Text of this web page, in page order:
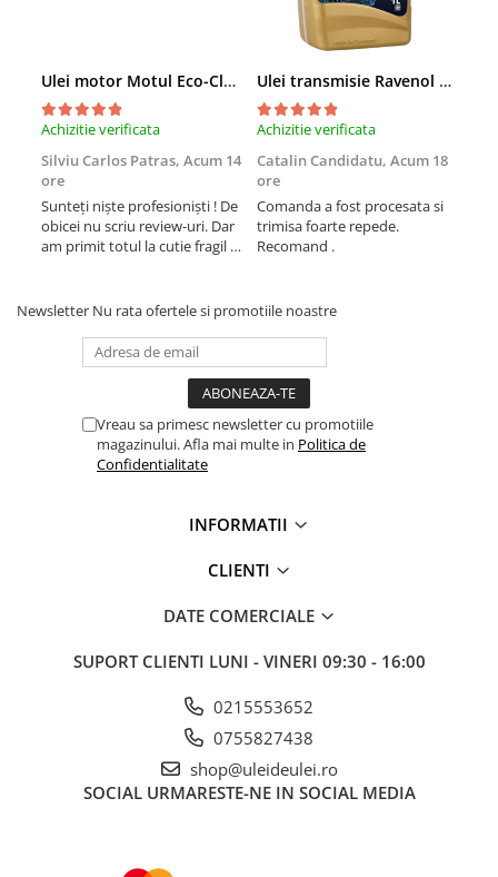
■ Covorase/presuri auto
■ Becuri auto
■ Accesorii auto interior
■ Accesorii auto exterior
■ Intretinere auto
■ Electrice auto
■ Truse si scule de mana
■ Stergatoare auto
■ Suporturi portbagaj
■ Echipamente de ridicare
■ Scule si echipamente
■ Consumabile vopsitorie
■ Lampi camioane
■ Accesorii vehicule electrice
Ulei motor Motul Eco-Clean 0W20 - 5 Litri
Achizitie verificata
Silviu Carlos Patras, Acum 14
ore
Sunteți niște profesioniști ! De
obicei nu scriu review-uri. Dar
am primit totul la cutie fragil .
revin
Ulei transmisie Ravenol EV-Synto Super Fluid 75W E-TF - 1 Litru
Achizitie verificata
Catalin Candidatu, Acum 18
ore
Comanda a fost procesata si
trimisa foarte repede.
Recomand .
Newsletter Nu rata ofertele si promotiile noastre
Vreau sa primesc newsletter cu promotiile
magazinului. Afla mai multe in Politica de
Confidentialitate
INFORMATII
CLIENTI
DATE COMERCIALE
SUPORT CLIENTI LUNI - VINERI 09:30 - 16:00
0215553652
0755827438
shop@uleideulei.ro
SOCIAL URMARESTE-NE IN SOCIAL MEDIA